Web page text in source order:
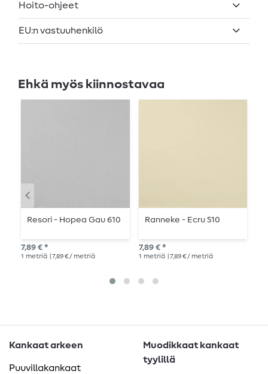
Hoito-ohjeet
EU:n vastuuhenkilö
Ehkä myös kiinnostavaa
Resori - Hopea Gau 610
7,89 € *
1 metriä | 7,89 € / metriä
Ranneke - Ecru 510
7,89 € *
1 metriä | 7,89 € / metriä
Kankaat arkeen
Puuvillakankaat
Muodikkaat kankaat
tyylillä